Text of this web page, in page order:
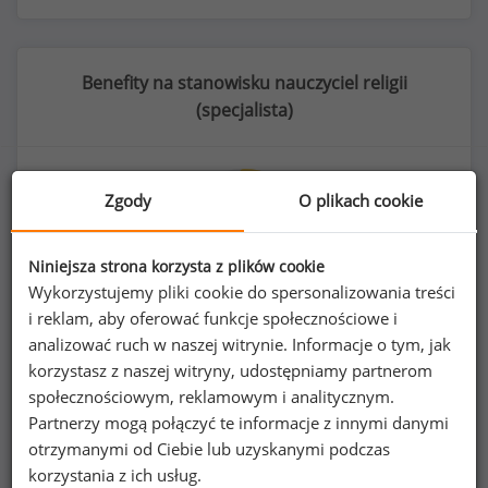
Benefity na stanowisku nauczyciel religii
(specjalista)
27%
szkolenia/kursy zawodowe
Zgody O plikach cookie
Niniejsza strona korzysta z plików cookie
Wykorzystujemy pliki cookie do spersonalizowania treści
i reklam, aby oferować funkcje społecznościowe i
analizować ruch w naszej witrynie. Informacje o tym, jak
korzystasz z naszej witryny, udostępniamy partnerom
społecznościowym, reklamowym i analitycznym.
Partnerzy mogą połączyć te informacje z innymi danymi
otrzymanymi od Ciebie lub uzyskanymi podczas
korzystania z ich usług.